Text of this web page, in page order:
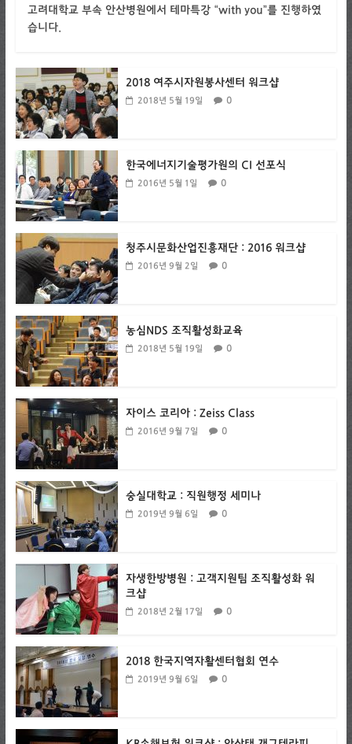
고려대학교 부속 안산병원에서 테마특강 “with you”를 진행하였
습니다.
2018 여주시자원봉사센터 워크샵
2018년 5월 19일 0
한국에너지기술평가원의 CI 선포식
2016년 5월 1일 0
청주시문화산업진흥재단 : 2016 워크샵
2016년 9월 2일 0
농심NDS 조직활성화교육
2018년 5월 19일 0
자이스 코리아 : Zeiss Class
2016년 9월 7일 0
숭실대학교 : 직원행정 세미나
2019년 9월 6일 0
자생한방병원 : 고객지원팀 조직활성화 워
크샵
2018년 2월 17일 0
2018 한국지역자활센터협회 연수
2019년 9월 6일 0